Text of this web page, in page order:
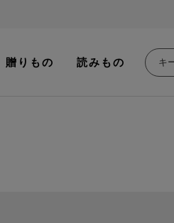
贈りもの 読みもの